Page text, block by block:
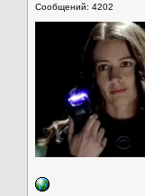
Сообщений: 4202